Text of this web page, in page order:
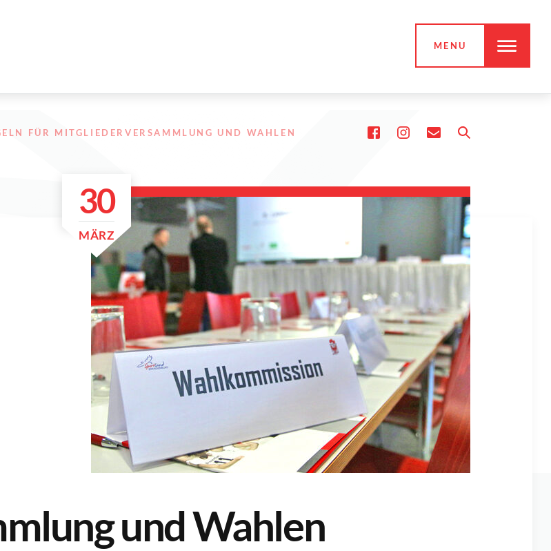
MENU
FÜR MITGLIEDERVERSAMMLUNG UND WAHLEN
30
MÄRZ
und Wahlen